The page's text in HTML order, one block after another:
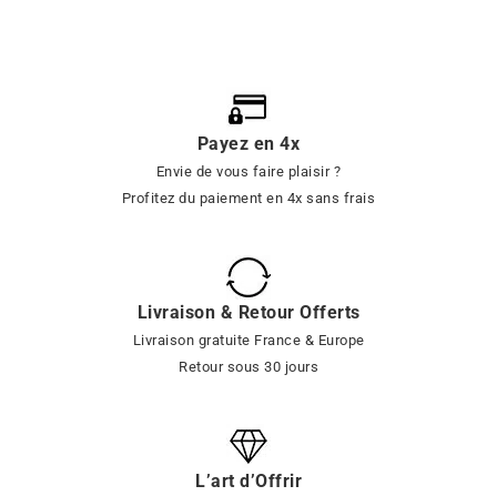
Payez en 4x
Envie de vous faire plaisir ?
Profitez du paiement en 4x sans frais
Livraison & Retour Offerts
Livraison gratuite France & Europe
Retour sous 30 jours
L’art d’Offrir